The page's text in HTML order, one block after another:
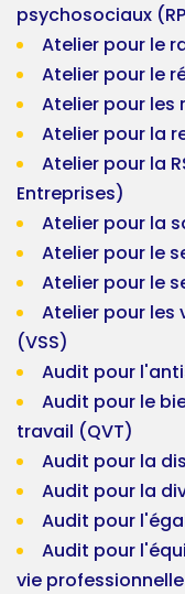
psychosociaux
Atelier pour le
Atelier pour le
Atelier pour les
Atelier pour la
Atelier pour la
Entreprises)
Atelier pour la
Atelier pour le
Atelier pour le
Atelier pour les
(VSS)
Audit pour
Audit pour le
travail (QVT)
Audit pour la
Audit pour la
Audit pour
Audit pour
vie professionnelle